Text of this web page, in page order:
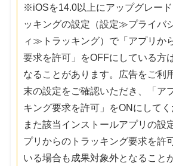
※iOSを14.0以上にアップグレー
ッキングの設定（設定≫プライバ
ィ≫トラッキング）で「アプリか
要求を許可」をOFFにしている方
なることがあります。広告をご利
末の設定をご確認いただき、「ア
キング要求を許可」をONにしてく
また該当インストールアプリの設
プリからのトラッキング要求を許
いる場合も成果対象外となること